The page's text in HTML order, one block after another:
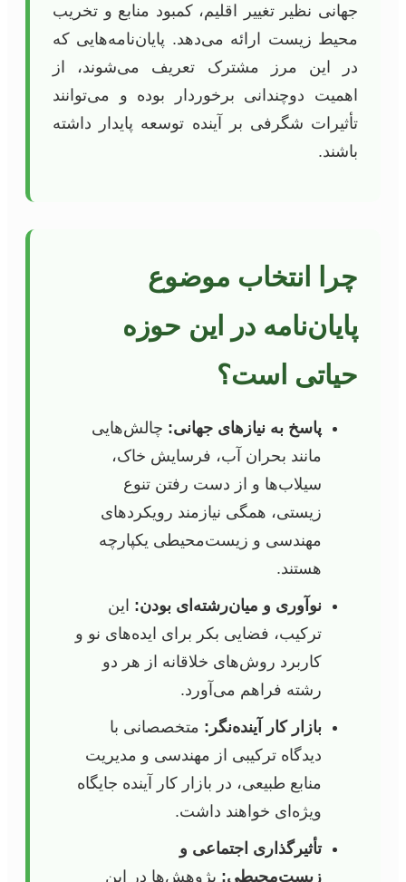
جهانی نظیر تغییر اقلیم، کمبود منابع و تخریب
محیط زیست ارائه می‌دهد. پایان‌نامه‌هایی که
در این مرز مشترک تعریف می‌شوند، از
اهمیت دوچندانی برخوردار بوده و می‌توانند
تأثیرات شگرفی بر آینده توسعه پایدار داشته
باشند.
چرا انتخاب موضوع
پایان‌نامه در این حوزه
حیاتی است؟
پاسخ به نیازهای جهانی: چالش‌هایی
مانند بحران آب، فرسایش خاک،
سیلاب‌ها و از دست رفتن تنوع
زیستی، همگی نیازمند رویکردهای
مهندسی و زیست‌محیطی یکپارچه
هستند.
نوآوری و میان‌رشته‌ای بودن: این
ترکیب، فضایی بکر برای ایده‌های نو و
کاربرد روش‌های خلاقانه از هر دو
رشته فراهم می‌آورد.
بازار کار آینده‌نگر: متخصصانی با
دیدگاه ترکیبی از مهندسی و مدیریت
منابع طبیعی، در بازار کار آینده جایگاه
ویژه‌ای خواهند داشت.
تأثیرگذاری اجتماعی و
زیست‌محیطی: پژوهش‌ها در این